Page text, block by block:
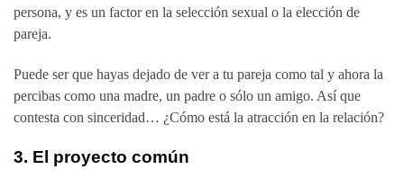
persona, y es un factor en la selección sexual o la elección de
pareja.
Puede ser que hayas dejado de ver a tu pareja como tal y ahora la
percibas como una madre, un padre o sólo un amigo. Así que
contesta con sinceridad… ¿Cómo está la atracción en la relación?
3. El proyecto común